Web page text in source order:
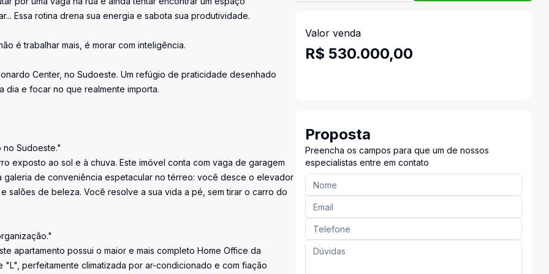
Essa rotina drena sua energia e sabota sua produtividade.
é trabalhar mais, é morar com inteligência.
Center, no Sudoeste. Um refúgio de praticidade desenhado
dia e focar no que realmente importa.
no Sudoeste."
exposto ao sol e à chuva. Este imóvel conta com vaga de garagem
de conveniência espetacular no térreo: você desce o elevador
salões de beleza. Você resolve a sua vida a pé, sem tirar o carro do
apartamento possui o maior e mais completo Home Office da
perfeitamente climatizada por ar-condicionado e com fiação
Valor venda
R$ 530.000,00
Proposta
Preencha os campos para que um de nossos
especialistas entre em contato